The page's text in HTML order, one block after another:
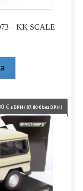
– KK SCALE
€.
€Aktuálna
cena
je:
108,00 €.
s DPH (87,80€bez DPH )